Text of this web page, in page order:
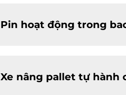
Pin hoạt động trong
Xe nâng pallet tự hành